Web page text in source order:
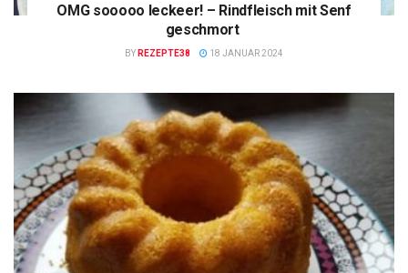
OMG sooooo leckeer! – Rindfleisch mit Senf
geschmort
BY REZEPTE38 18 JANUAR 2024